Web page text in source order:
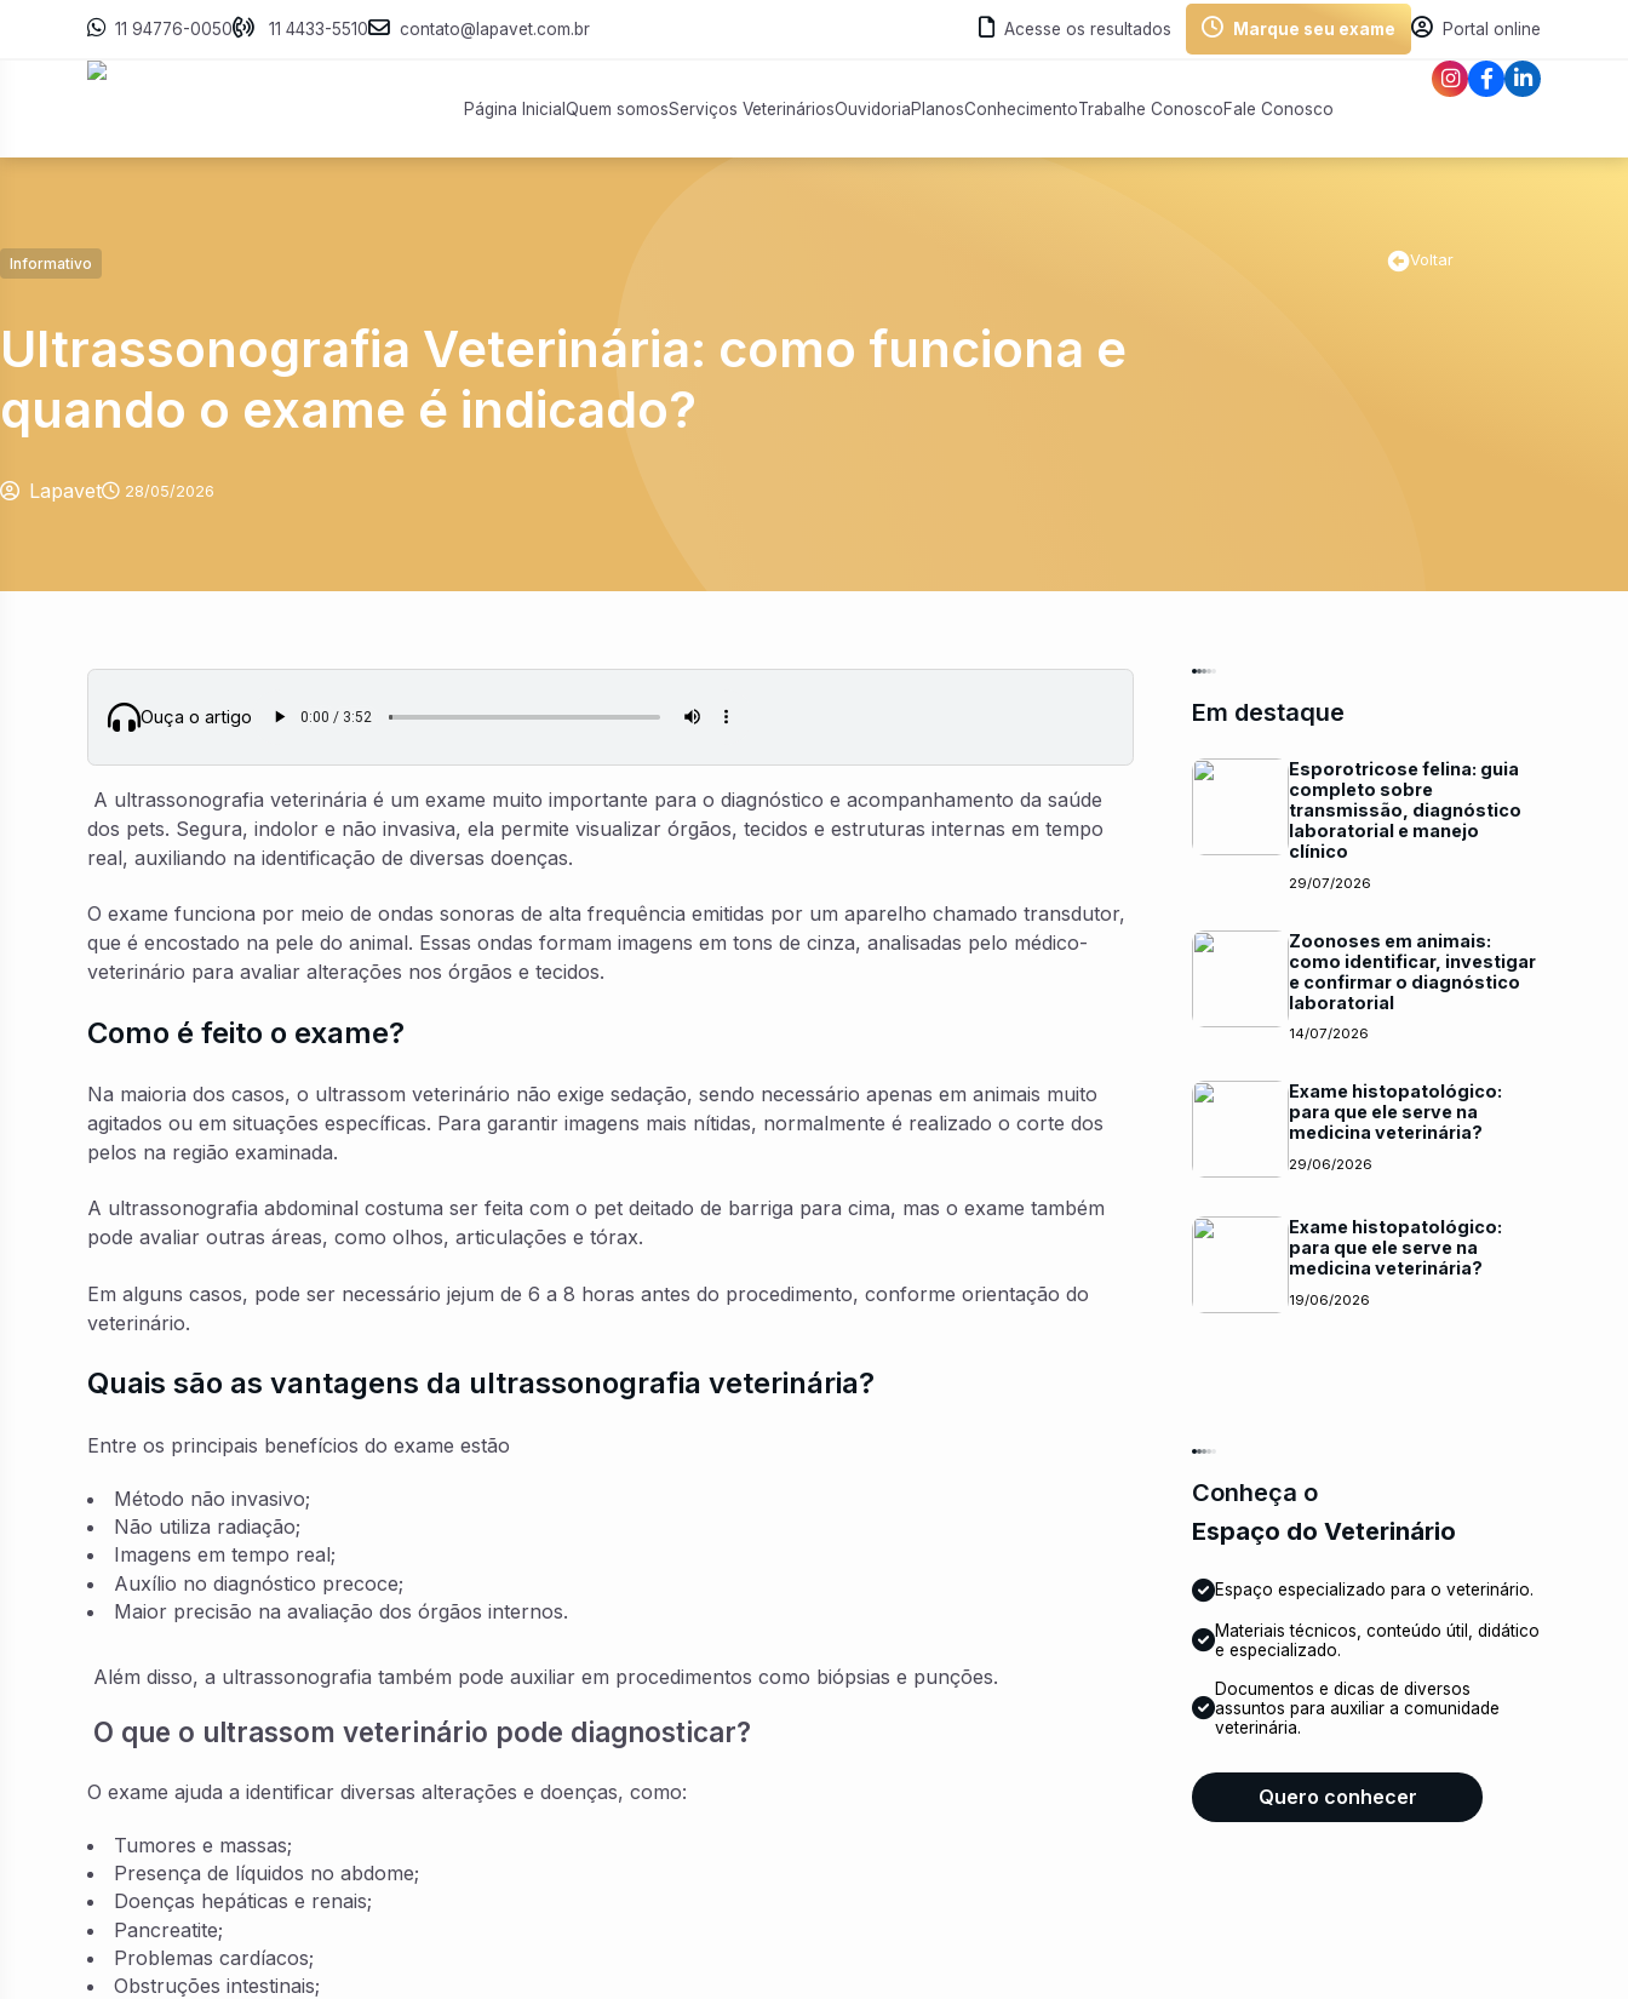
11 94776-0050 11 4433-5510 contato@lapavet.com.br Acesse os resultados Marque seu exame Portal online
Página Inicial Quem somosServiços VeterináriosOuvidoriaPlanosConhecimentoTrabalhe ConoscoFale Conosco
Informativo Voltar
Ultrassonografia Veterinária: como funciona e
quando o exame é indicado?
Lapavet 28/05/2026
Ouça o artigo
A ultrassonografia veterinária é um exame muito importante para o diagnóstico e acompanhamento da saúde
dos pets. Segura, indolor e não invasiva, ela permite visualizar órgãos, tecidos e estruturas internas em tempo
real, auxiliando na identificação de diversas doenças.
O exame funciona por meio de ondas sonoras de alta frequência emitidas por um aparelho chamado transdutor,
que é encostado na pele do animal. Essas ondas formam imagens em tons de cinza, analisadas pelo médico-
veterinário para avaliar alterações nos órgãos e tecidos.
Como é feito o exame?
Na maioria dos casos, o ultrassom veterinário não exige sedação, sendo necessário apenas em animais muito
agitados ou em situações específicas. Para garantir imagens mais nítidas, normalmente é realizado o corte dos
pelos na região examinada.
A ultrassonografia abdominal costuma ser feita com o pet deitado de barriga para cima, mas o exame também
pode avaliar outras áreas, como olhos, articulações e tórax.
Em alguns casos, pode ser necessário jejum de 6 a 8 horas antes do procedimento, conforme orientação do
veterinário.
Quais são as vantagens da ultrassonografia veterinária?
Entre os principais benefícios do exame estão
Método não invasivo;
Não utiliza radiação;
Imagens em tempo real;
Auxílio no diagnóstico precoce;
Maior precisão na avaliação dos órgãos internos.
Além disso, a ultrassonografia também pode auxiliar em procedimentos como biópsias e punções.
O que o ultrassom veterinário pode diagnosticar?
O exame ajuda a identificar diversas alterações e doenças, como:
Tumores e massas;
Presença de líquidos no abdome;
Doenças hepáticas e renais;
Pancreatite;
Problemas cardíacos;
Obstruções intestinais;
Em destaque
Esporotricose felina: guia
completo sobre
transmissão, diagnóstico
laboratorial e manejo
clínico
29/07/2026
Zoonoses em animais:
como identificar, investigar
e confirmar o diagnóstico
laboratorial
14/07/2026
Exame histopatológico:
para que ele serve na
medicina veterinária?
29/06/2026
Exame histopatológico:
para que ele serve na
medicina veterinária?
19/06/2026
Conheça o
Espaço do Veterinário
Espaço especializado para o veterinário.
Materiais técnicos, conteúdo útil, didático
e especializado.
Documentos e dicas de diversos
assuntos para auxiliar a comunidade
veterinária.
Quero conhecer